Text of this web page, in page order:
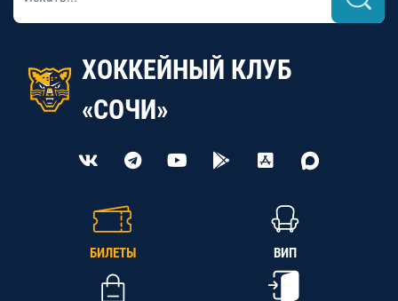
ХОККЕЙНЫЙ КЛУБ
«СОЧИ»
БИЛЕТЫ ВИП